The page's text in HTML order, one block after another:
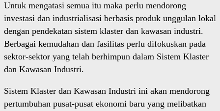
Untuk mengatasi semua itu maka perlu mendorong
investasi dan industrialisasi berbasis produk unggulan lokal
dengan pendekatan sistem klaster dan kawasan industri.
Berbagai kemudahan dan fasilitas perlu difokuskan pada
sektor-sektor yang telah berhimpun dalam Sistem Klaster
dan Kawasan Industri.
Sistem Klaster dan Kawasan Industri ini akan mendorong
pertumbuhan pusat-pusat ekonomi baru yang melibatkan